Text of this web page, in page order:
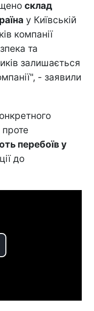
склад
у Київській
компанії
та
залишається
- заявили
проте
перебоїв у
до